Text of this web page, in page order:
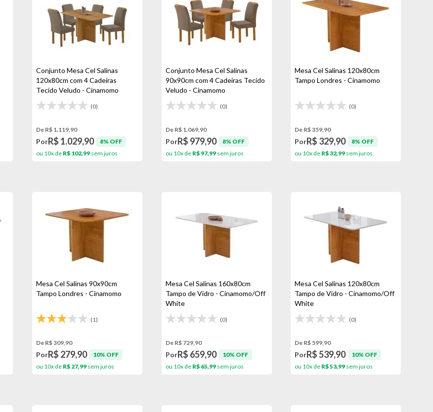
Conjunto Mesa Cel Salinas
120x80cm com 4 Cadeiras
Tecido Veludo - Cinamomo
(0)
De R$ 1.119,90
PorR$ 1.029,90
8% OFF
ou 10x de R$ 102,99sem juros
Conjunto Mesa Cel Salinas
90x90cm com 4 Cadeiras Tecido
Veludo - Cinamomo
(0)
De R$ 1.069,90
PorR$ 979,90
8% OFF
ou 10x de R$ 97,99sem juros
Mesa Cel Salinas 120x80cm
Tampo Londres - Cinamomo
(0)
De R$ 359,90
PorR$ 329,90
8% OFF
ou 10x de R$ 32,99 sem juros
Mesa Cel Salinas 90x90cm
Tampo Londres - Cinamomo
(1)
De R$ 309,90
PorR$ 279,90
10% OFF
ou 10x de R$ 27,99sem juros
Mesa Cel Salinas 160x80cm
Tampo de Vidro - Cinamomo/Off
White
(0)
De R$ 729,90
PorR$ 659,90
10% OFF
ou 10x de R$ 65,99sem juros
Mesa Cel Salinas 120x80cm
Tampo de Vidro - Cinamomo/Off
White
(0)
De R$ 599,90
PorR$ 539,90
10% OFF
ou 10x de R$ 53,99 sem juros